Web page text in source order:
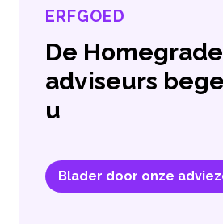
ERFGOED
De
adviseurs
u
Blader door onze